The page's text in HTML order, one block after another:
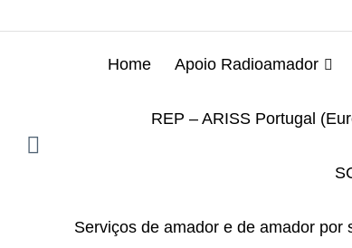
Home Apoio Radioamador
REP – ARISS Portugal
Serviços de amador e de amador